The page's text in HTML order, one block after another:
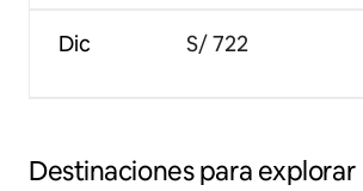
Dic S/ 722
Destinaciones para explorar